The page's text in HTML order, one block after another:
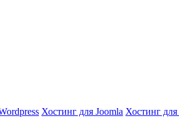
Хостинг для Joomla Хостинг